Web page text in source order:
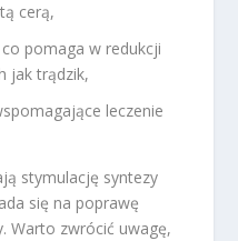
cerą,
pomaga w redukcji
jak trądzik,
leczenie
stymulację syntezy
się na poprawę
Warto zwrócić uwagę,